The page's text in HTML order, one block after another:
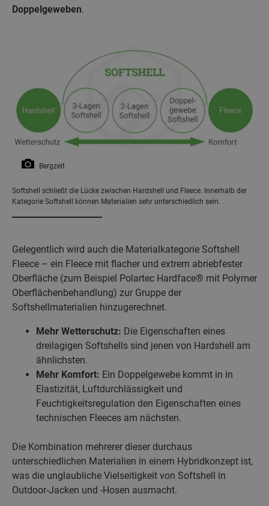
Doppelgeweben.
Bergzeit
Softshell schließt die Lücke zwischen Hardshell und Fleece. Innerhalb der
Kategorie Softshell können Materialien sehr unterschiedlich sein.
Gelegentlich wird auch die Materialkategorie Softshell
Fleece – ein Fleece mit flacher und extrem abriebfester
Oberfläche (zum Beispiel Polartec Hardface® mit Polymer
Oberflächenbehandlung) zur Gruppe der
Softshellmaterialien hinzugerechnet.
Mehr Wetterschutz: Die Eigenschaften eines
dreilagigen Softshells sind jenen von Hardshell am
ähnlichsten.
Mehr Komfort: Ein Doppelgewebe kommt in in
Elastizität, Luftdurchlässigkeit und
Feuchtigkeitsregulation den Eigenschaften eines
technischen Fleeces am nächsten.
Die Kombination mehrerer dieser durchaus
unterschiedlichen Materialien in einem Hybridkonzept ist,
was die unglaubliche Vielseitigkeit von Softshell in
Outdoor-Jacken und -Hosen ausmacht.